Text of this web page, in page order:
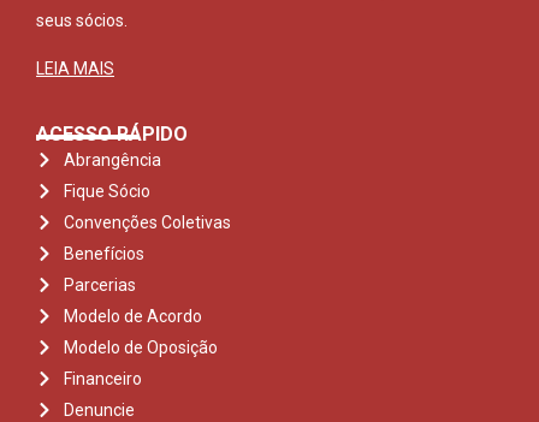
seus sócios.
LEIA MAIS
ACESSO RÁPIDO
Abrangência
Fique Sócio
Convenções Coletivas
Benefícios
Parcerias
Modelo de Acordo
Modelo de Oposição
Financeiro
Denuncie